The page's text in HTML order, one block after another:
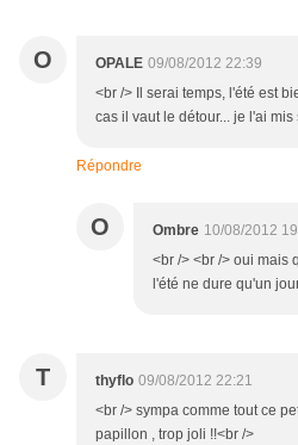
O OPALE 09/08/2012 22:39
<br /> Il serai temps, l'été est
cas il vaut le détour... je l'ai
Répondre
O Ombre 10/08/2012
<br /> <br /> oui mais
l'été ne dure qu'un
T thyflo 09/08/2012 22:21
<br /> sympa comme tout ce
papillon , trop joli !!<br />